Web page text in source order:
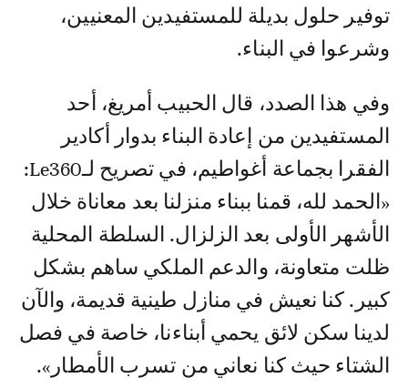
توفير حلول بديلة للمستفيدين المعنيين،
وشرعوا في البناء.
وفي هذا الصدد، قال الحبيب أمريغ، أحد
المستفيدين من إعادة البناء بدوار أكادير
الفقرا بجماعة أغواطيم، في تصريح لـLe360:
«الحمد لله، قمنا ببناء منزلنا بعد معاناة خلال
الأشهر الأولى بعد الزلزال. السلطة المحلية
ظلت متعاونة، والدعم الملكي ساهم بشكل
كبير. كنا نعيش في منازل طينية قديمة، والآن
لدينا سكن لائق يحمي أبناءنا، خاصة في فصل
الشتاء حيث كنا نعاني من تسرب الأمطار».